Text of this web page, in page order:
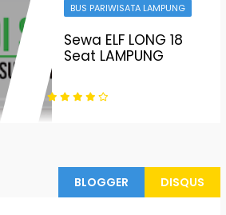
BUS PARIWISATA LAMPUNG
Sewa ELF LONG 18
Seat LAMPUNG
DISQUS
BLOGGER